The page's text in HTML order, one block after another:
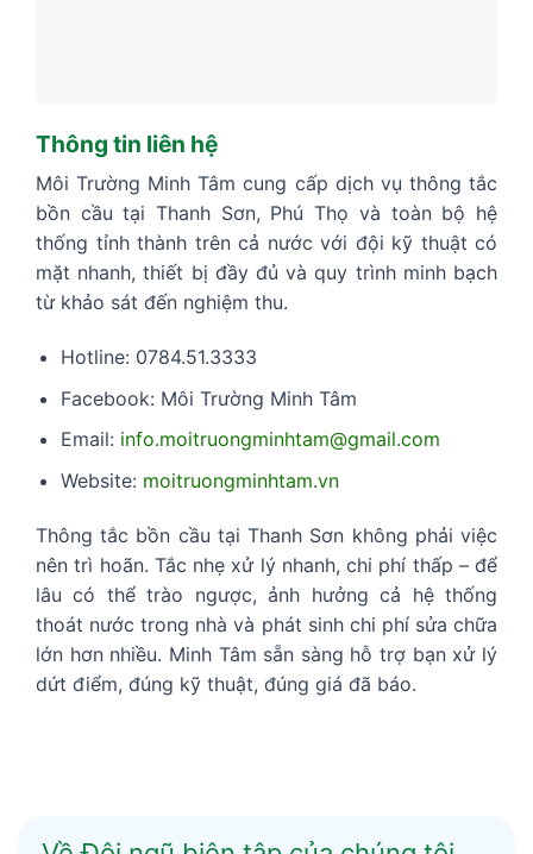
Thông tin liên hệ
Môi Trường Minh Tâm cung cấp dịch vụ thông tắc
bồn cầu tại Thanh Sơn, Phú Thọ và toàn bộ hệ
thống tỉnh thành trên cả nước với đội kỹ thuật có
mặt nhanh, thiết bị đầy đủ và quy trình minh bạch
từ khảo sát đến nghiệm thu.
Hotline: 0784.51.3333
Facebook: Môi Trường Minh Tâm
Email: info.moitruongminhtam@gmail.com
Website: moitruongminhtam.vn
Thông tắc bồn cầu tại Thanh Sơn không phải việc
nên trì hoãn. Tắc nhẹ xử lý nhanh, chi phí thấp – để
lâu có thể trào ngược, ảnh hưởng cả hệ thống
thoát nước trong nhà và phát sinh chi phí sửa chữa
lớn hơn nhiều. Minh Tâm sẵn sàng hỗ trợ bạn xử lý
dứt điểm, đúng kỹ thuật, đúng giá đã báo.